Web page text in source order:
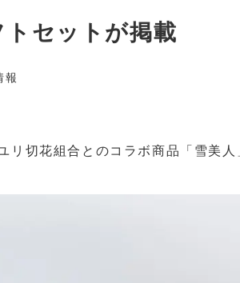
セットが掲載
報
切花組合とのコラボ商品「雪美人